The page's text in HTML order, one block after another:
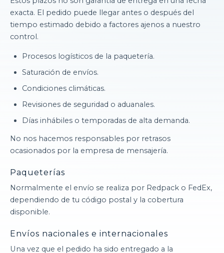
exacta. El pedido puede llegar antes o después del
tiempo estimado debido a factores ajenos a nuestro
control.
Procesos logísticos de la paquetería.
Saturación de envíos.
Condiciones climáticas.
Revisiones de seguridad o aduanales.
Días inhábiles o temporadas de alta demanda.
No nos hacemos responsables por retrasos
ocasionados por la empresa de mensajería.
Paqueterías
Normalmente el envío se realiza por Redpack o FedEx,
dependiendo de tu código postal y la cobertura
disponible.
Envíos nacionales e internacionales
Una vez que el pedido ha sido entregado a la